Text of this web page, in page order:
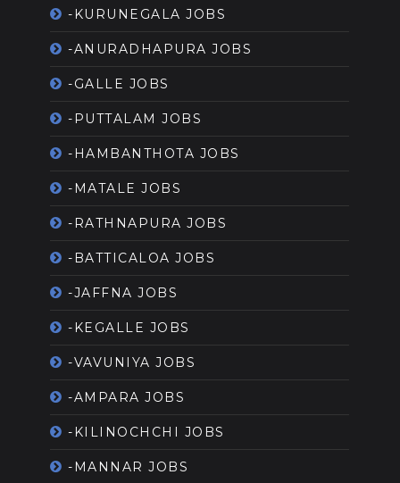
-KURUNEGALA JOBS
-ANURADHAPURA JOBS
-GALLE JOBS
-PUTTALAM JOBS
-HAMBANTHOTA JOBS
-MATALE JOBS
-RATHNAPURA JOBS
-BATTICALOA JOBS
-JAFFNA JOBS
-KEGALLE JOBS
-VAVUNIYA JOBS
-AMPARA JOBS
-KILINOCHCHI JOBS
-MANNAR JOBS